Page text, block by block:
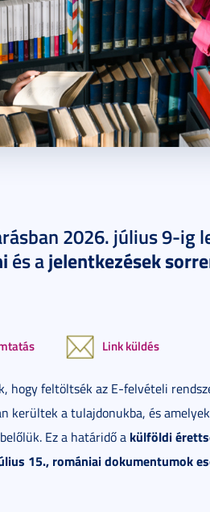
2026. július 9-ig
és ajelentkezések
Link küldés
hogy feltöltsék az E-felvételi
kerültek a tulajdonukba, és
Ez a határidő a külföldi
15., romániai dokumentumok